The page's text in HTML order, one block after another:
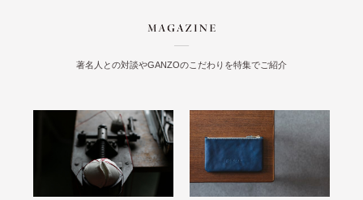
著名人との対談やGANZOのこだわりを特集でご紹介